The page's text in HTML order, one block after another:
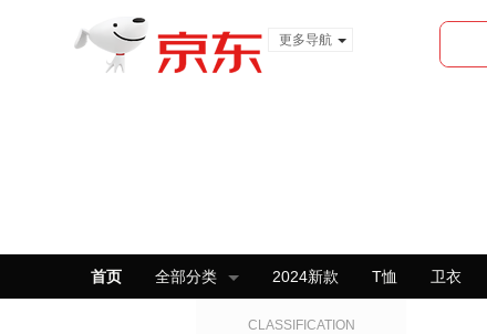
更多导航
首页 全部分类 2024新款 T恤 卫衣
CLASSIFICATION